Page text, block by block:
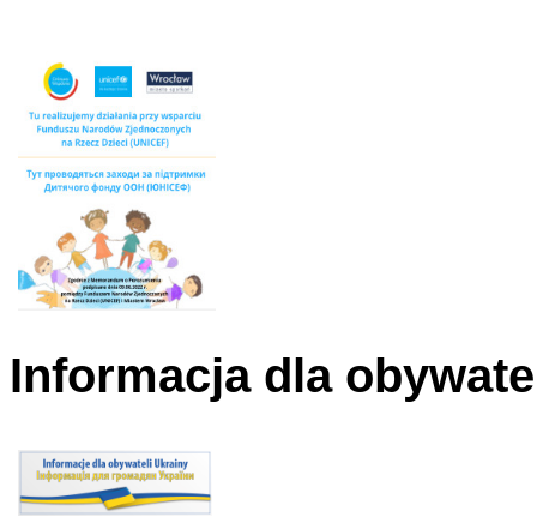
Informacja dla